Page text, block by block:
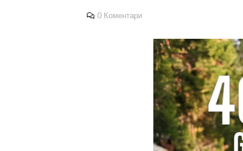
0 Коментари